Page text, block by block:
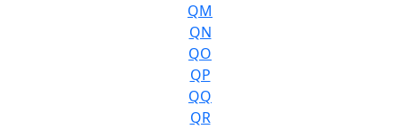
QM
QN
QO
QP
QQ
QR